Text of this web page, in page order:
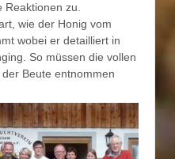
zu.
wie der Honig vom
wobei er detailliert in
So müssen die vollen
Beute entnommen